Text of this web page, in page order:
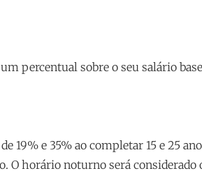
percentual sobre o seu salário
19% e 35% ao completar 15 e 25
horário noturno será